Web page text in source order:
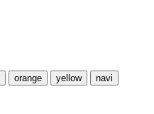
orange yellow
navi